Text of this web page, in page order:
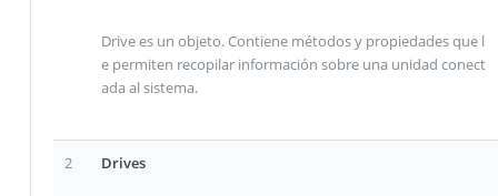
Drive es un objeto. Contiene métodos y propiedades que l
e permiten recopilar información sobre una unidad conect
ada al sistema.
2 Drives